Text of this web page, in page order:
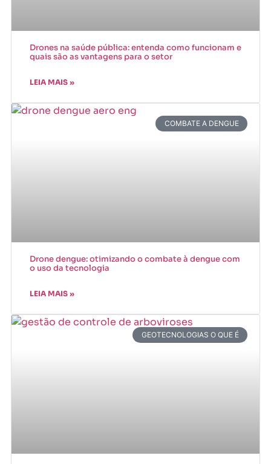
Drones na saúde pública: entenda como funcionam e
quais são as vantagens para o setor
LEIA MAIS »
COMBATE A DENGUE
Drone dengue: otimizando o combate à dengue com
o uso da tecnologia
LEIA MAIS »
GEOTECNOLOGIAS O QUE É